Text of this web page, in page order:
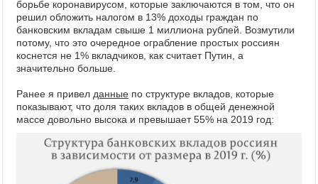
борьбе коронавирусом, которые заключаются в том, что он
решил обложить налогом в 13% доходы граждан по
банковским вкладам свыше 1 миллиона рублей. Возмутили
потому, что это очередное ограбление простых россиян
коснется не 1% вкладчиков, как считает Путин, а
значительно больше.
Ранее я привел данные по структуре вкладов, которые
показывают, что доля таких вкладов в общей денежной
массе довольно высока и превышает 55% на 2019 год: